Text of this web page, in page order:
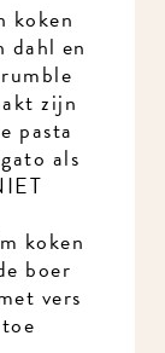
koken
dahl en
zijn
pasta
als
koken
boer
vers